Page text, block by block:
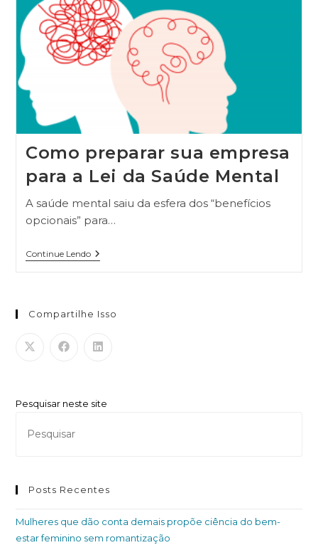
Como preparar sua empresa
para a Lei da Saúde Mental
A saúde mental saiu da esfera dos “benefícios
opcionais” para…
Continue Lendo
Compartilhe Isso
Pesquisar neste site
Posts Recentes
Mulheres que dão conta demais propõe ciência do bem-
estar feminino sem romantização